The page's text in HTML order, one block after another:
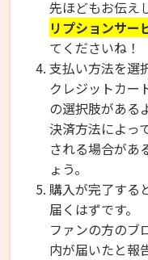
先ほどもお伝え
リプションサー
てくださいね！
支払い方法を選
クレジットカー
の選択肢がある
決済方法によっ
される場合があ
ょう。
購入が完了する
届くはずです。
ファンの方のブ
内が届いたと報